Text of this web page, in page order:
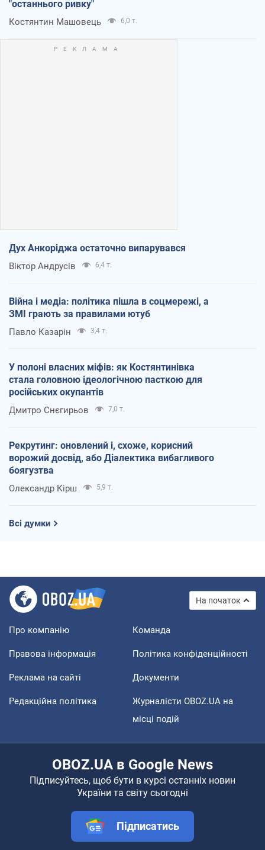
"останнього ривку"
Костянтин Машовець 6,0 т.
Дух Анкоріджа остаточно випарувався
Віктор Андрусів 6,4 т.
Війна і медіа: політика пішла в соцмережі, а
ЗМІ грають за правилами ютуб
Павло Казарін 3,4 т.
У полоні власних міфів: як Костянтинівка
стала головною ідеологічною пасткою для
російських окупантів
Дмитро Снєгирьов 7,0 т.
Рекрутинг: оновлений і, схоже, корисний
ворожий досвід, або Діалектика вибагливого
боягузтва
Олександр Кірш 5,9 т.
Всі думки
На початок
Про компанію Команда
Правова інформація Політика конфіденційності
Реклама на сайті Документи
Редакційна політика
Журналісти OBOZ.UA на
місці подій
OBOZ.UA в Google News
Підписуйтесь, щоб бути в курсі останніх новин
України та світу сьогодні
Підписатись